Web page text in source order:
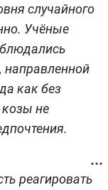
случайного
Учёные
направленной
как без
не
реагировать